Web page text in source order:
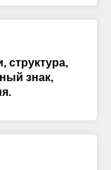
структура,
знак,